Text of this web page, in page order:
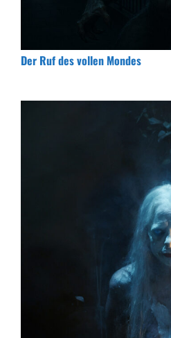
Der Ruf des vollen Mondes